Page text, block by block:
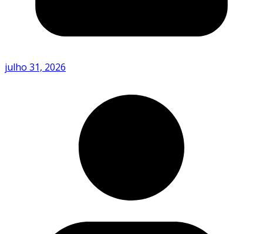
julho 31, 2026